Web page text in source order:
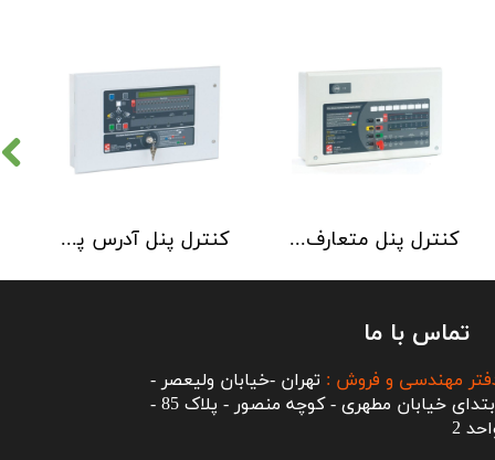
کنترل پنل آدرس پذیر C-TEC سری XFP دو لوپ 32 زون کنترل پنل متعارف C-TEC سری CFP 8 Zone
تماس با ما
مهندسی و فروش : تهران -خیابان ولیعصر -
ابتدای خیابان مطهری - کوچه منصور - پلاک 85 -
2